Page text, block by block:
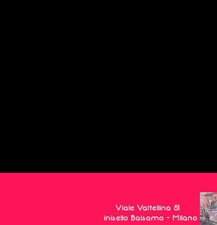
Viale Valtellina 51
inisello Balsamo - Milano